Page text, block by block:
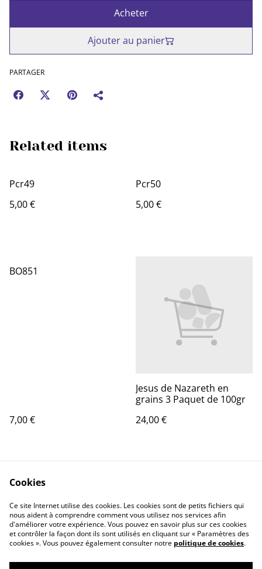
Acheter
Ajouter au panier
PARTAGER
Related items
Pcr49
5,00 €
Pcr50
5,00 €
BO851
7,00 €
Jesus de Nazareth en
grains 3 Paquet de 100gr
24,00 €
Contact Us
Legal Terms
Privacy Policy
Cookie Policy
Cookies
Ce site Internet utilise des cookies. Les cookies sont de petits fichiers qui
nous aident à comprendre comment vous utilisez nos services afin
d'améliorer votre expérience. Vous pouvez en savoir plus sur ces cookies
et contrôler la façon dont ils sont utilisés en cliquant sur « Paramètres des
cookies ». Vous pouvez également consulter notre politique de cookies.